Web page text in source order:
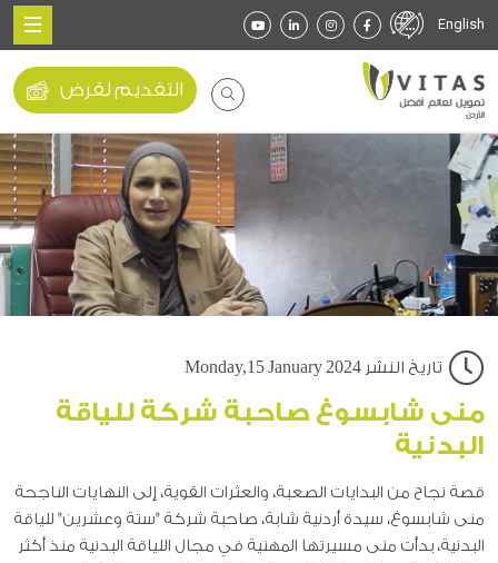
English
التقديم لقرض
تاريخ النشر Monday,15 January 2024
منى شابسوغ صاحبة شركة للياقة
البدنية
ﻗﺼﺔ ﻧﺠﺎح‬ ‫ﻣﻦ اﻟﺒﺪاﻳﺎت اﻟﺼﻌﺒﺔ، واﻟﻌﺜﺮات اﻟﻘﻮﻳﺔ،‬ ‫إﻟﻰ اﻟﻨﻬﺎﻳﺎت اﻟﻨﺎﺟﺤﺔ
منى شابسوغ، سيدة أردنية شابة، صاحبة شركة "ستة وعشرين" للياقة
البدنية، بدأت منى مسيرتها المهنية في مجال اللياقة البدنية منذ أكثر